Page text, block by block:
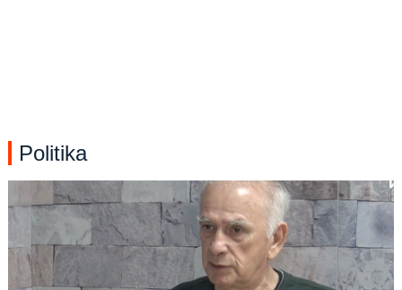
Politika